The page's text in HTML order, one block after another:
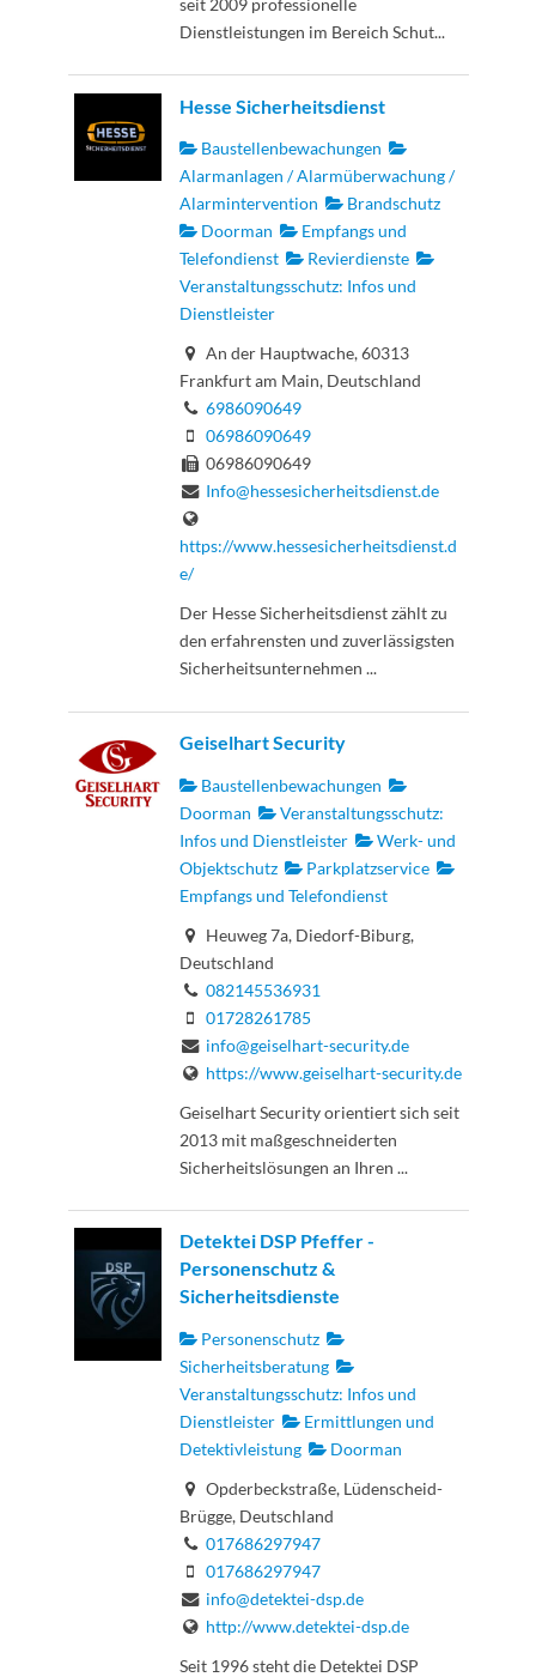
seit 2009 professionelle
Dienstleistungen im Bereich Schut...
Hesse Sicherheitsdienst
Baustellenbewachungen
Alarmanlagen / Alarmüberwachung /
Alarmintervention
Brandschutz
Doorman
Empfangs und
Telefondienst
Revierdienste
Veranstaltungsschutz: Infos und
Dienstleister
An der Hauptwache, 60313
Frankfurt am Main, Deutschland
6986090649
06986090649
06986090649
Info@hessesicherheitsdienst.de
https://www.hessesicherheitsdienst.d
e/
Der Hesse Sicherheitsdienst zählt zu
den erfahrensten und zuverlässigsten
Sicherheitsunternehmen ...
Geiselhart Security
Baustellenbewachungen
Doorman
Veranstaltungsschutz:
Infos und Dienstleister
Werk- und
Objektschutz
Parkplatzservice
Empfangs und Telefondienst
Heuweg 7a, Diedorf-Biburg,
Deutschland
082145536931
01728261785
info@geiselhart-security.de
https://www.geiselhart-security.de
Geiselhart Security orientiert sich seit
2013 mit maßgeschneiderten
Sicherheitslösungen an Ihren ...
Detektei DSP Pfeffer -
Personenschutz &
Sicherheitsdienste
Personenschutz
Sicherheitsberatung
Veranstaltungsschutz: Infos und
Dienstleister
Ermittlungen und
Detektivleistung
Doorman
Opderbeckstraße, Lüdenscheid-
Brügge, Deutschland
017686297947
017686297947
info@detektei-dsp.de
http://www.detektei-dsp.de
Seit 1996 steht die Detektei DSP